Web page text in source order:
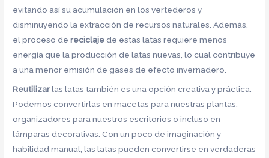
evitando así su acumulación en los vertederos y
disminuyendo la extracción de recursos naturales. Además,
el proceso dereciclajede estas latas requiere menos
energía que la producción de latas nuevas, lo cual contribuye
a una menor emisión de gases de efecto invernadero.
Reutilizarlas latas también es una opción creativa y práctica.
Podemos convertirlas en macetas para nuestras plantas,
organizadores para nuestros escritorios o incluso en
lámparas decorativas. Con un poco de imaginación y
habilidad manual, las latas pueden convertirse en verdaderas